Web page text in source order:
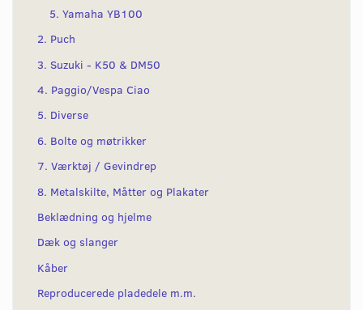
5. Yamaha YB100
2. Puch
3. Suzuki - K50 & DM50
4. Paggio/Vespa Ciao
5. Diverse
6. Bolte og møtrikker
7. Værktøj / Gevindrep
8. Metalskilte, Måtter og Plakater
Beklædning og hjelme
Dæk og slanger
Kåber
Reproducerede pladedele m.m.